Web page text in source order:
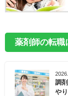
薬剤師の転職
調
や